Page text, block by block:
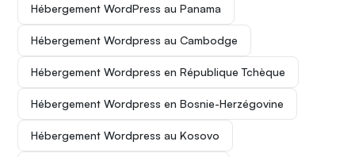
Hébergement WordPress au Panama
Hébergement Wordpress au Cambodge
Hébergement Wordpress en République Tchèque
Hébergement Wordpress en Bosnie-Herzégovine
Hébergement Wordpress au Kosovo